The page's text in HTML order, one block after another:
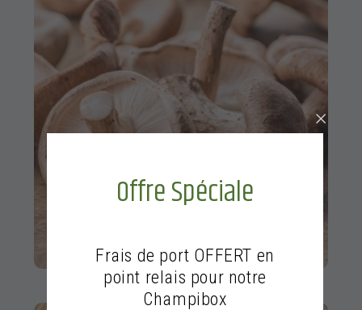
Offre Spéciale
Frais de port OFFERT en
point relais pour notre
Champibox